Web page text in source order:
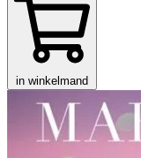
in winkelmand